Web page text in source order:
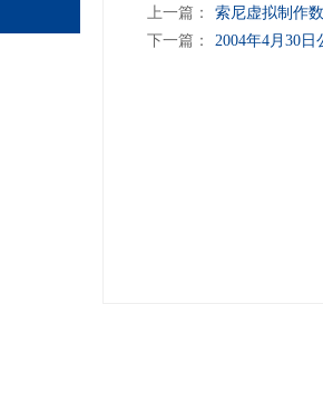
上一篇：
索尼虚拟制作
下一篇：
2004年4月30日